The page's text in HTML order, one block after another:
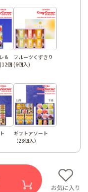
＆
個
フルーツくずきり
(6個入)
ギフトアソート
（28個入）
お気に入り